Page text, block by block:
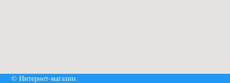
© Интернет-магазин